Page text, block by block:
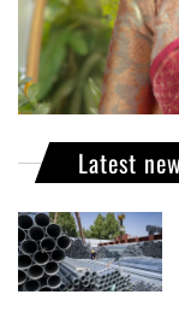
Latest